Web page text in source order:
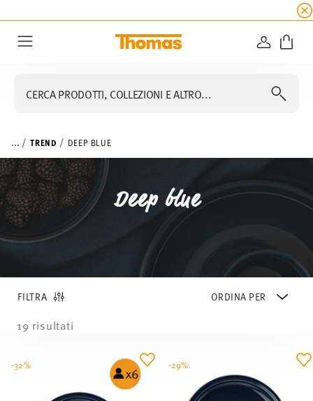
☀️ fino al 45% di sconto su tutte
ACCEDI
CERCA PRODOTTI, COLLEZIONI E ALTRO...
... TREND DEEP BLUE
Deep blue
FILTRA
19 risultati
-32% -29%